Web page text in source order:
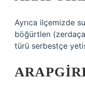
Ayrıca ilçemizde
böğürtlen
türü serbestçe